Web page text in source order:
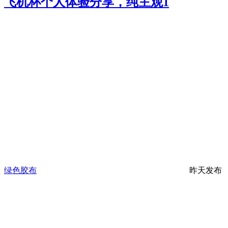
绿色胶布 昨天发布